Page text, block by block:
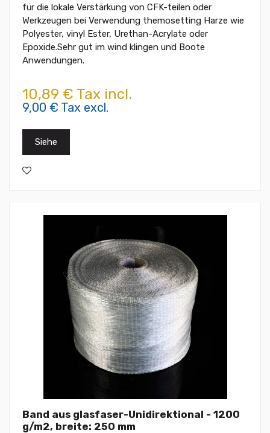
für die lokale Verstärkung von CFK-teilen oder
Werkzeugen bei Verwendung themosetting Harze wie
Polyester, vinyl Ester, Urethan-Acrylate oder
Epoxide.Sehr gut im wind klingen und Boote
Anwendungen.
10,89 € Tax incl.
9,00 € Tax excl.
Siehe
Band aus glasfaser-Unidirektional - 1200
g/m2, breite: 250 mm